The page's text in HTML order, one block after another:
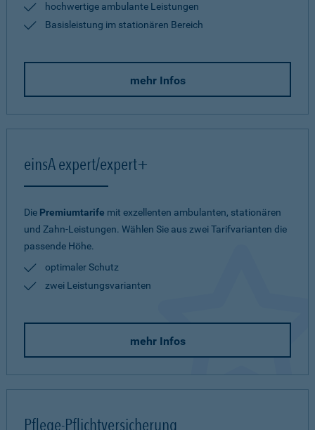
hochwertige ambulante Leistungen
Basisleistung im stationären Bereich
mehr Infos
einsA expert/expert+
Die Premiumtarife mit exzellenten ambulanten, stationären
und Zahn-Leistungen. Wählen Sie aus zwei Tarifvarianten die
passende Höhe.
optimaler Schutz
zwei Leistungsvarianten
mehr Infos
Pflege-Pflichtversicherung